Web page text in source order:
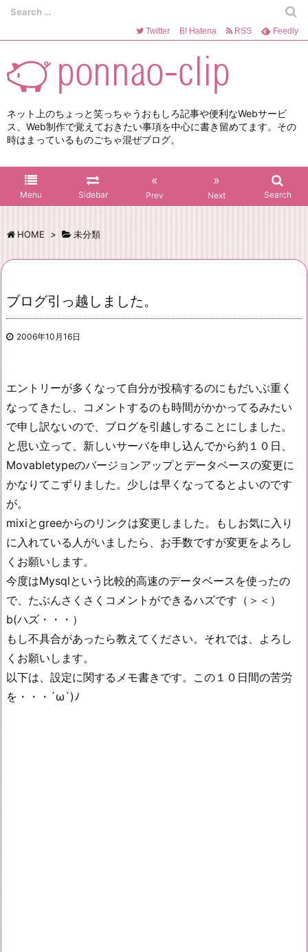
ネット上のちょっと笑っちゃうおもしろ記事や便利なWebサービ
ス、Web制作で覚えておきたい事項を中心に書き留めてます。その
時はまっているものごちゃ混ぜブログ。
Menu Sidebar
«
Prev
»
Next Search
Twitter B! Hatena RSS Feedly
HOME > 未分類
ブログ引っ越しました。
2006年10月16日
エントリーが多くなって自分が投稿するのにもだいぶ重く
なってきたし、コメントするのも時間がかかってるみたい
で申し訳ないので、ブログを引越しすることにしました。
と思い立って、新しいサーバを申し込んでから約１０日、
Movabletypeのバージョンアップとデータベースの変更に
かなりてこずりました。少しは早くなってるとよいのです
が。
mixiとgreeからのリンクは変更しました。もしお気に入り
に入れている人がいましたら、お手数ですが変更をよろし
くお願いします。
今度はMysqlという比較的高速のデータベースを使ったの
で、たぶんさくさくコメントができるハズです（＞＜）
b(ハズ・・・）
もし不具合があったら教えてください。それでは、よろし
くお願いします。
以下は、設定に関するメモ書きです。この１０日間の苦労
を・・・´ω`)ﾉ